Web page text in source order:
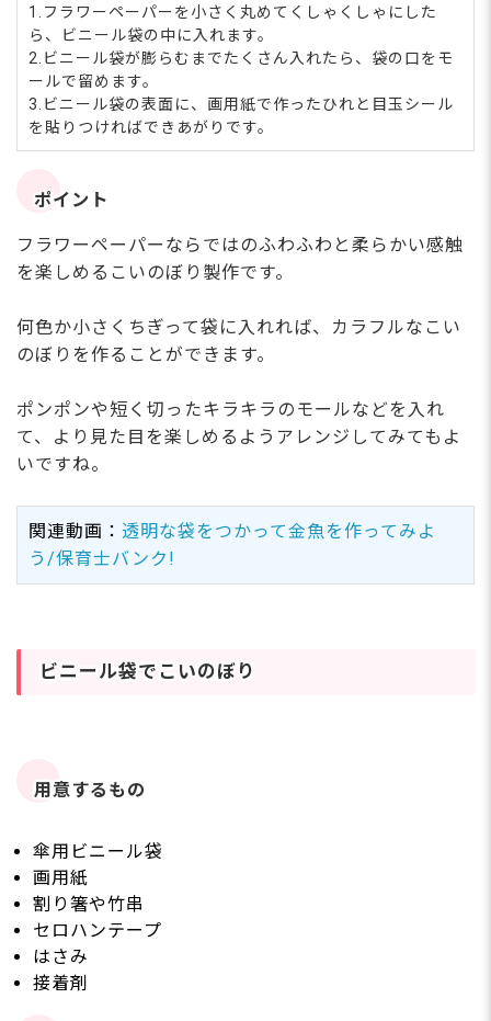
1.フラワーペーパーを小さく丸めてくしゃくしゃにした
ら、ビニール袋の中に入れます。
2.ビニール袋が膨らむまでたくさん入れたら、袋の口をモ
ールで留めます。
3.ビニール袋の表面に、画用紙で作ったひれと目玉シール
を貼りつければできあがりです。
ポイント
フラワーペーパーならではのふわふわと柔らかい感触
を楽しめるこいのぼり製作です。
何色か小さくちぎって袋に入れれば、カラフルなこい
のぼりを作ることができます。
ポンポンや短く切ったキラキラのモールなどを入れ
て、より見た目を楽しめるようアレンジしてみてもよ
いですね。
関連動画： 透明な袋をつかって金魚を作ってみよ
う/保育士バンク!
ビニール袋でこいのぼり
用意するもの
傘用ビニール袋
画用紙
割り箸や竹串
セロハンテープ
はさみ
接着剤